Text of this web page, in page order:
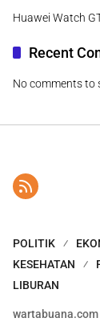
Huawei Watch
Recent
No comments to
POLITIK
KESEHATAN
LIBURAN
wartabuana.com